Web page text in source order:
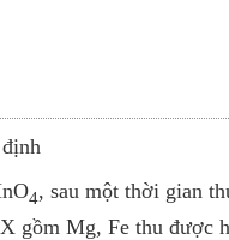
4, sau một thời gian
gồm Mg, Fe thu được